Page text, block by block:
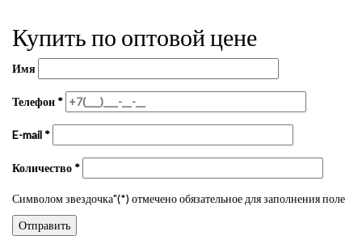
Купить по оптовой цене
Имя
Телефон *
E-mail *
Количество *
Символом звездочка"(*) отмечено обязательное для заполнения поле